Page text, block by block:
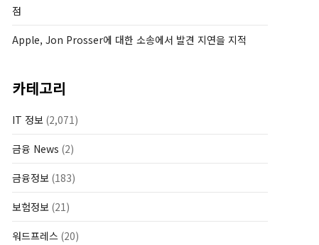
점
Apple, Jon Prosser에 대한 소송에서 발견 지연을 지적
카테고리
IT 정보 (2,071)
금융 News (2)
금융정보 (183)
보험정보 (21)
워드프레스 (20)